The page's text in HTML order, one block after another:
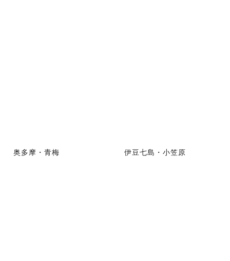
奥多摩・青梅 伊豆七島・小笠原